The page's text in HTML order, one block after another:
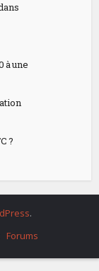
à une
?
.
Forums